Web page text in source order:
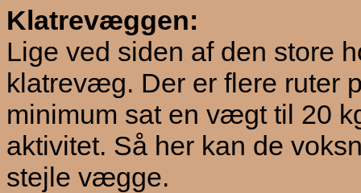
Klatrevæggen:
Lige ved siden af den store
klatrevæg. Der er flere ruter
minimum sat en vægt til 20
aktivitet. Så her kan de
stejle vægge.